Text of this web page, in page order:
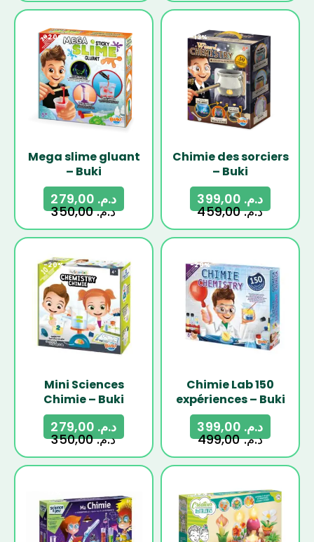
-20%
Mega slime gluant
– Buki
د.م.350,00
د.م.
-13%
Chimie des sorciers
– Buki
د.م.459,00
د.م.
-20%
Mini Sciences
Chimie – Buki
د.م.350,00
د.م.
-20%
Chimie Lab 150
expériences – Buki
د.م.499,00
د.م.
-19%